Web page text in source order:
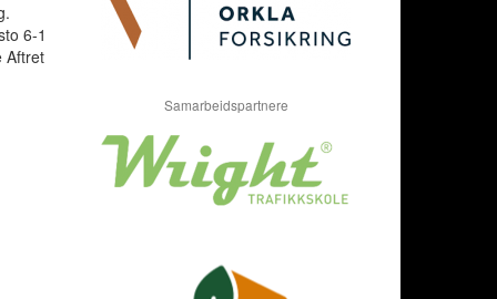
6-1
Aftret
Samarbeidspartnere